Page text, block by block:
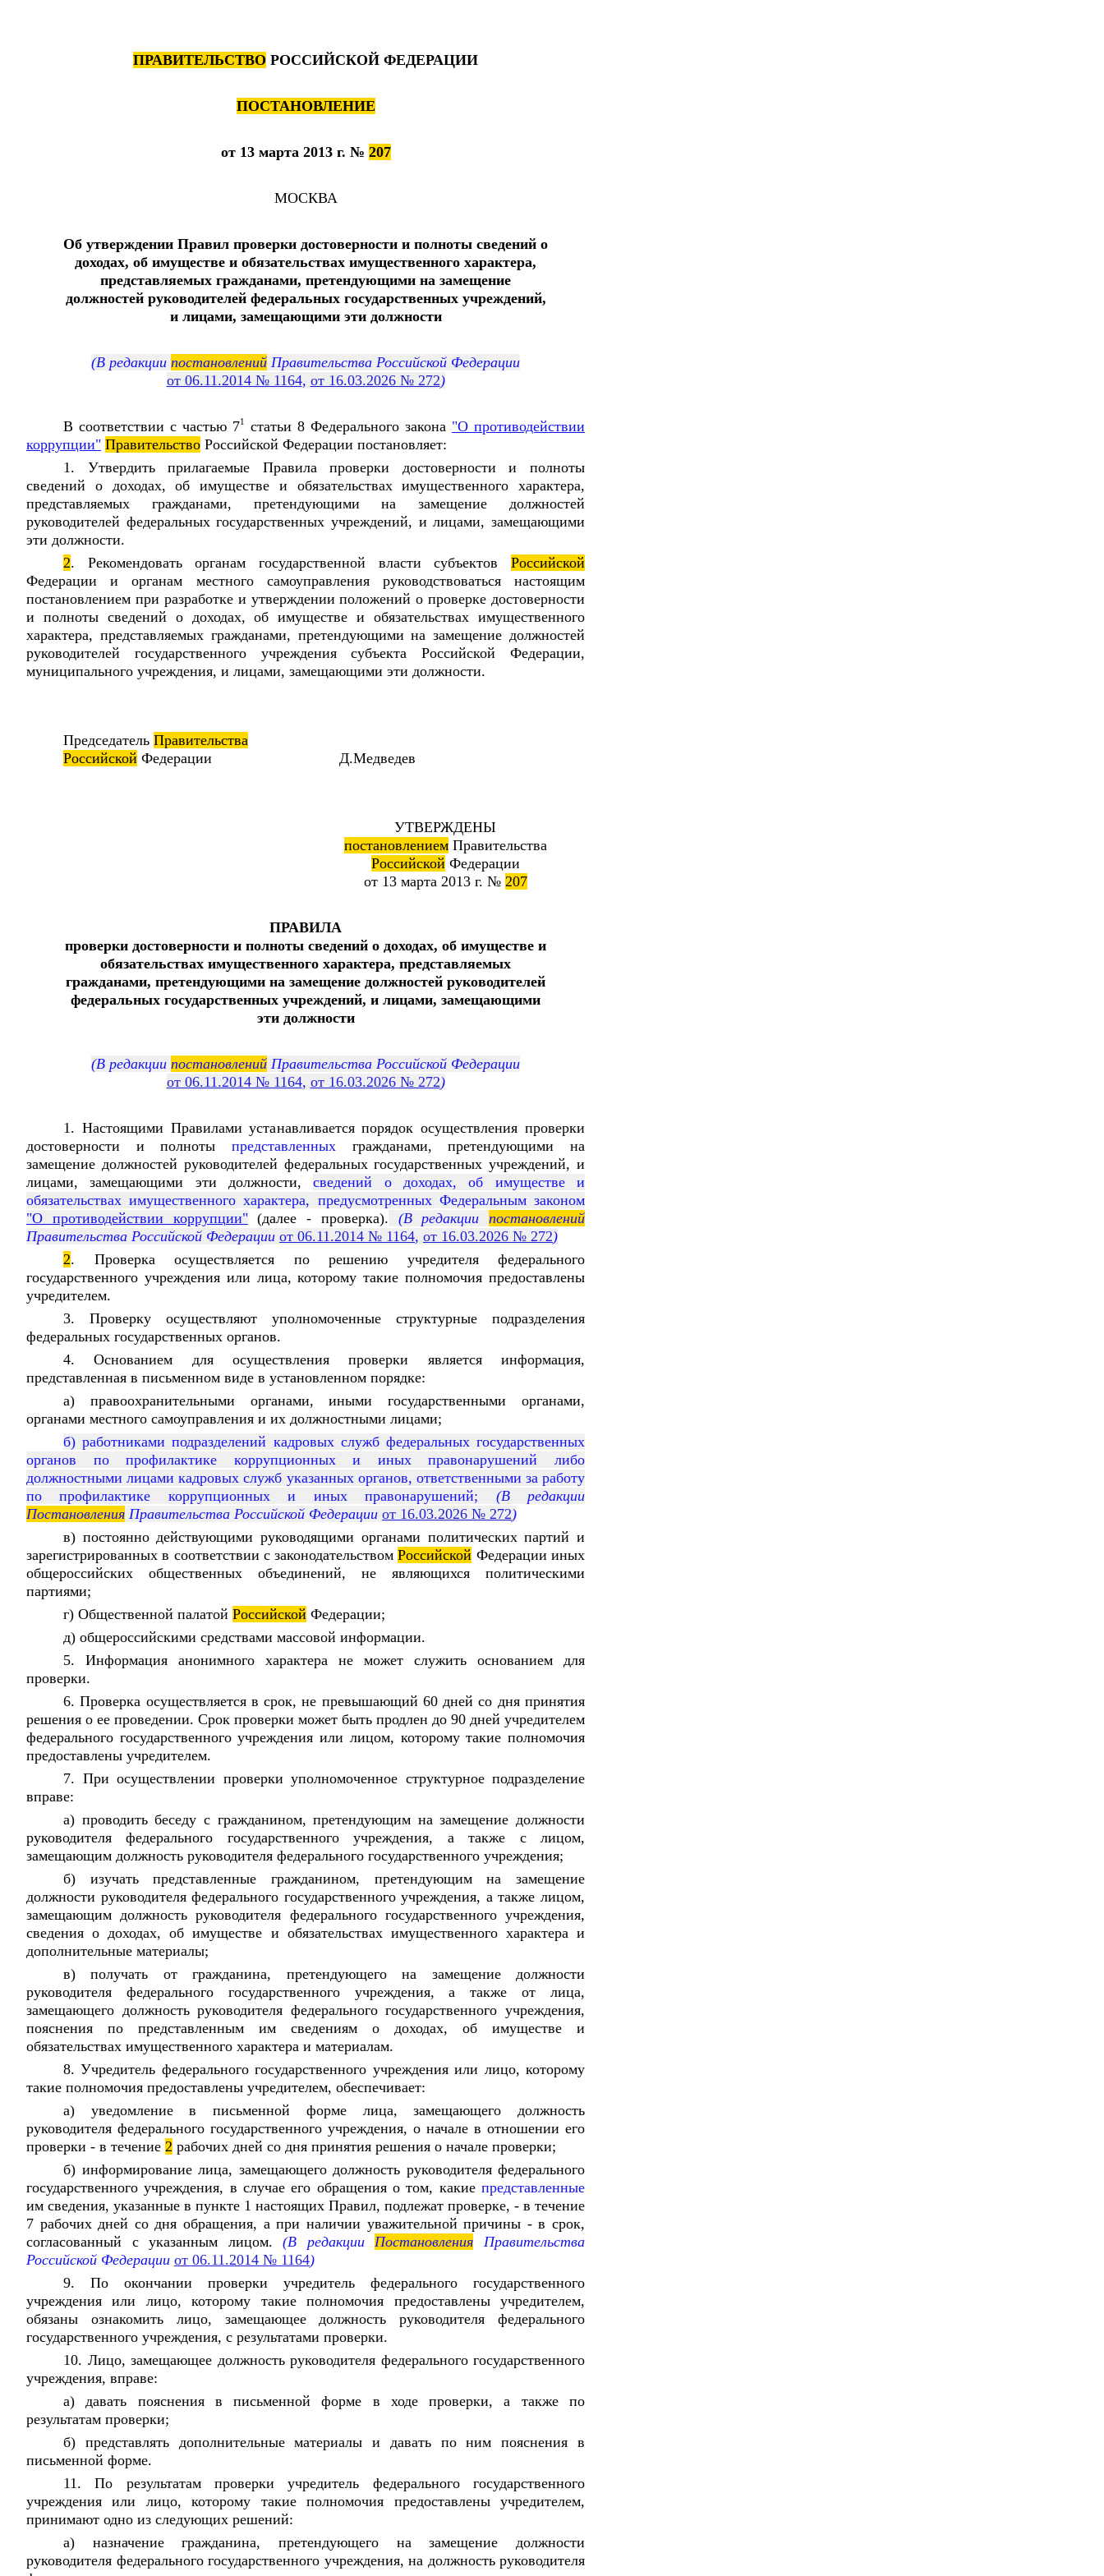
ПРАВИТЕЛЬСТВО РОССИЙСКОЙ ФЕДЕРАЦИИ
ПОСТАНОВЛЕНИЕ
от 13 марта 2013 г. № 207
МОСКВА
Об утверждении Правил проверки достоверности и полноты сведений о
доходах, об имуществе и обязательствах имущественного характера,
представляемых гражданами, претендующими на замещение
должностей руководителей федеральных государственных учреждений,
и лицами, замещающими эти должности
(В редакции постановлений Правительства Российской Федерации
от 06.11.2014 № 1164, от 16.03.2026 № 272)
В соответствии с частью 71 статьи 8 Федерального закона "О противодействии
коррупции" Правительство Российской Федерации постановляет:
1. Утвердить прилагаемые Правила проверки достоверности и полноты
сведений о доходах, об имуществе и обязательствах имущественного характера,
представляемых гражданами, претендующими на замещение должностей
руководителей федеральных государственных учреждений, и лицами, замещающими
эти должности.
2. Рекомендовать органам государственной власти субъектов Российской
Федерации и органам местного самоуправления руководствоваться настоящим
постановлением при разработке и утверждении положений о проверке достоверности
и полноты сведений о доходах, об имуществе и обязательствах имущественного
характера, представляемых гражданами, претендующими на замещение должностей
руководителей государственного учреждения субъекта Российской Федерации,
муниципального учреждения, и лицами, замещающими эти должности.
Председатель Правительства
Российской Федерации Д.Медведев
УТВЕРЖДЕНЫ
постановлениемПравительства
Российской Федерации
от 13 марта 2013 г. № 207
ПРАВИЛА
проверки достоверности и полноты сведений о доходах, об имуществе и
обязательствах имущественного характера, представляемых
гражданами, претендующими на замещение должностей руководителей
федеральных государственных учреждений, и лицами, замещающими
эти должности
(В редакции постановлений Правительства Российской Федерации
от 06.11.2014 № 1164, от 16.03.2026 № 272)
1. Настоящими Правилами устанавливается порядок осуществления проверки
достоверности и полноты представленных гражданами, претендующими на
замещение должностей руководителей федеральных государственных учреждений, и
лицами, замещающими эти должности,сведений о доходах, об имуществе и
обязательствах имущественного характера, предусмотренных Федеральным законом
"О противодействии коррупции"(далее - проверка). (В редакции постановлений
Правительства Российской Федерации от 06.11.2014 № 1164, от 16.03.2026 № 272)
2. Проверка осуществляется по решению учредителя федерального
государственного учреждения или лица, которому такие полномочия предоставлены
учредителем.
3. Проверку осуществляют уполномоченные структурные подразделения
федеральных государственных органов.
4. Основанием для осуществления проверки является информация,
представленная в письменном виде в установленном порядке:
а) правоохранительными органами, иными государственными органами,
органами местного самоуправления и их должностными лицами;
б) работниками подразделений кадровых служб федеральных государственных
органов по профилактике коррупционных и иных правонарушений либо
должностными лицами кадровых служб указанных органов, ответственными за работу
по профилактике коррупционных и иных правонарушений; (В редакции
Постановления Правительства Российской Федерации от 16.03.2026 № 272)
в) постоянно действующими руководящими органами политических партий и
зарегистрированных в соответствии с законодательствомРоссийской Федерации иных
общероссийских общественных объединений, не являющихся политическими
партиями;
г) Общественной палатой Российской Федерации;
д) общероссийскими средствами массовой информации.
5. Информация анонимного характера не может служить основанием для
проверки.
6. Проверка осуществляется в срок, не превышающий 60 дней со дня принятия
решения о ее проведении. Срок проверки может быть продлен до 90 дней учредителем
федерального государственного учреждения или лицом, которому такие полномочия
предоставлены учредителем.
7. При осуществлении проверки уполномоченное структурное подразделение
вправе:
а) проводить беседу с гражданином, претендующим на замещение должности
руководителя федерального государственного учреждения, а также с лицом,
замещающим должность руководителя федерального государственного учреждения;
б) изучать представленные гражданином, претендующим на замещение
должности руководителя федерального государственного учреждения, а также лицом,
замещающим должность руководителя федерального государственного учреждения,
сведения о доходах, об имуществе и обязательствах имущественного характера и
дополнительные материалы;
в) получать от гражданина, претендующего на замещение должности
руководителя федерального государственного учреждения, а также от лица,
замещающего должность руководителя федерального государственного учреждения,
пояснения по представленным им сведениям о доходах, об имуществе и
обязательствах имущественного характера и материалам.
8. Учредитель федерального государственного учреждения или лицо, которому
такие полномочия предоставлены учредителем, обеспечивает:
а) уведомление в письменной форме лица, замещающего должность
руководителя федерального государственного учреждения, о начале в отношении его
проверки - в течение 2 рабочих дней со дня принятия решения о начале проверки;
б) информирование лица, замещающего должность руководителя федерального
государственного учреждения, в случае его обращения о том, какие представленные
им сведения, указанные в пункте 1 настоящих Правил, подлежат проверке, - в течение
7 рабочих дней со дня обращения, а при наличии уважительной причины - в срок,
согласованный с указанным лицом. (В редакцииПостановления Правительства
Российской Федерации от 06.11.2014 № 1164)
9. По окончании проверки учредитель федерального государственного
учреждения или лицо, которому такие полномочия предоставлены учредителем,
обязаны ознакомить лицо, замещающее должность руководителя федерального
государственного учреждения, с результатами проверки.
10. Лицо, замещающее должность руководителя федерального государственного
учреждения, вправе:
а) давать пояснения в письменной форме в ходе проверки, а также по
результатам проверки;
б) представлять дополнительные материалы и давать по ним пояснения в
письменной форме.
11. По результатам проверки учредитель федерального государственного
учреждения или лицо, которому такие полномочия предоставлены учредителем,
принимают одно из следующих решений:
а) назначение гражданина, претендующего на замещение должности
руководителя федерального государственного учреждения, на должность руководителя